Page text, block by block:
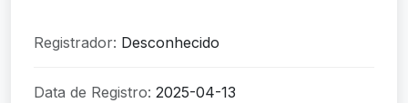
Registrador: Desconhecido
Data de Registro: 2025-04-13